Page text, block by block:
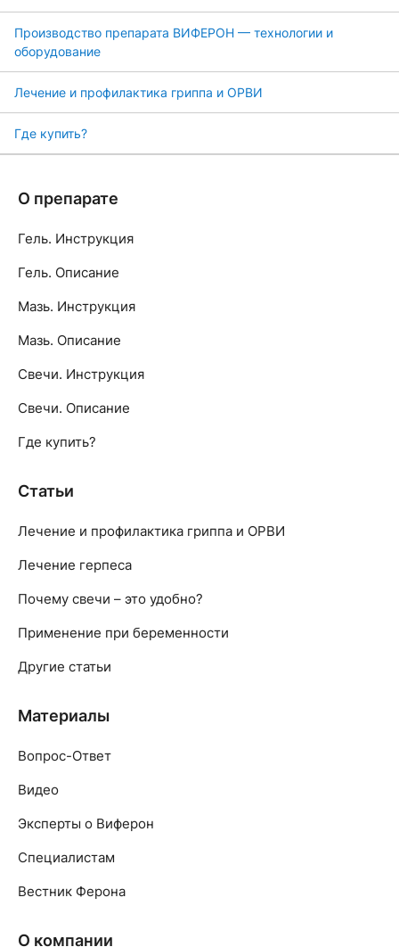
Производство препарата ВИФЕРОН — технологии и
оборудование
Лечение и профилактика гриппа и ОРВИ
Где купить?
О препарате
Гель. Инструкция
Гель. Описание
Мазь. Инструкция
Мазь. Описание
Свечи. Инструкция
Свечи. Описание
Где купить?
Статьи
Лечение и профилактика гриппа и ОРВИ
Лечение герпеса
Почему свечи – это удобно?
Применение при беременности
Другие статьи
Материалы
Вопрос-Ответ
Видео
Эксперты о Виферон
Специалистам
Вестник Ферона
О компании